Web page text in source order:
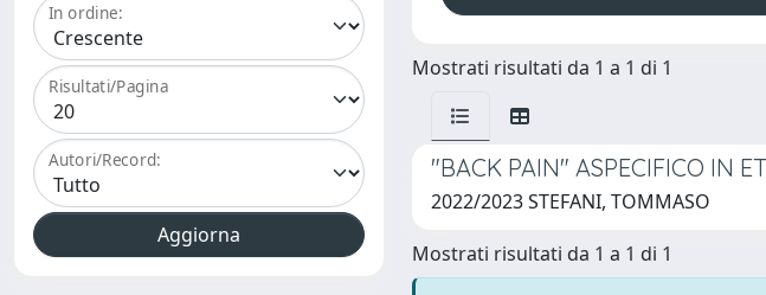
In ordine:
Risultati/Pagina
Autori/Record:
Mostrati risultati da 1 a 1 di 1
"BACK PAIN" ASPECIFICO IN
2022/2023 STEFANI, TOMMASO
Mostrati risultati da 1 a 1 di 1